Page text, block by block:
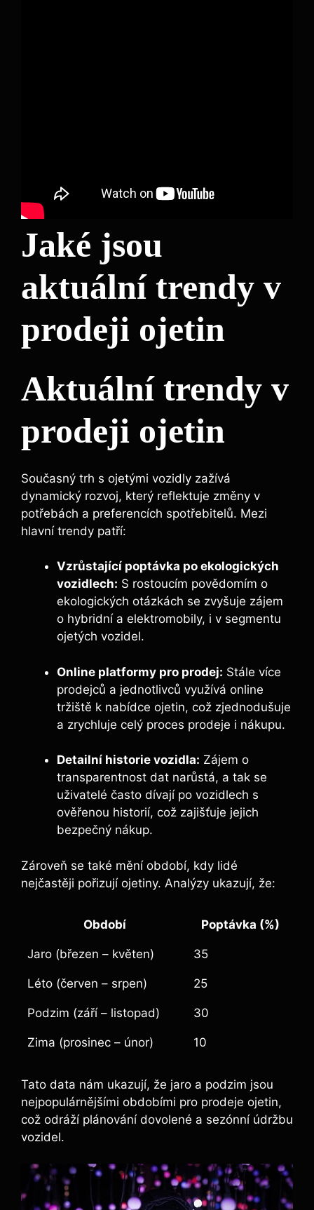
Jaké jsou
aktuální trendy v
prodeji ojetin
Aktuální trendy v
prodeji ojetin
Současný trh s ojetými vozidly zažívá
dynamický rozvoj, který reflektuje změny v
potřebách a preferencích spotřebitelů. Mezi
hlavní trendy patří:
Vzrůstající poptávka po ekologických
vozidlech: S rostoucím povědomím o
ekologických otázkách se zvyšuje zájem
o hybridní a elektromobily, i v segmentu
ojetých vozidel.
Online platformy pro prodej: Stále více
prodejců a jednotlivců využívá online
tržiště k nabídce ojetin, což zjednodušuje
a zrychluje celý proces prodeje i nákupu.
Detailní historie vozidla: Zájem o
transparentnost dat narůstá, a tak se
uživatelé často dívají po vozidlech s
ověřenou historií, což zajišťuje jejich
bezpečný nákup.
Zároveň se také mění období, kdy lidé
nejčastěji pořizují ojetiny. Analýzy ukazují, že:
Období Poptávka (%)
Jaro (březen – květen) 35
Léto (červen – srpen) 25
Podzim (září – listopad) 30
Zima (prosinec – únor) 10
Tato data nám ukazují, že jaro a podzim jsou
nejpopulárnějšími obdobími pro prodeje ojetin,
což odráží plánování dovolené a sezónní údržbu
vozidel.